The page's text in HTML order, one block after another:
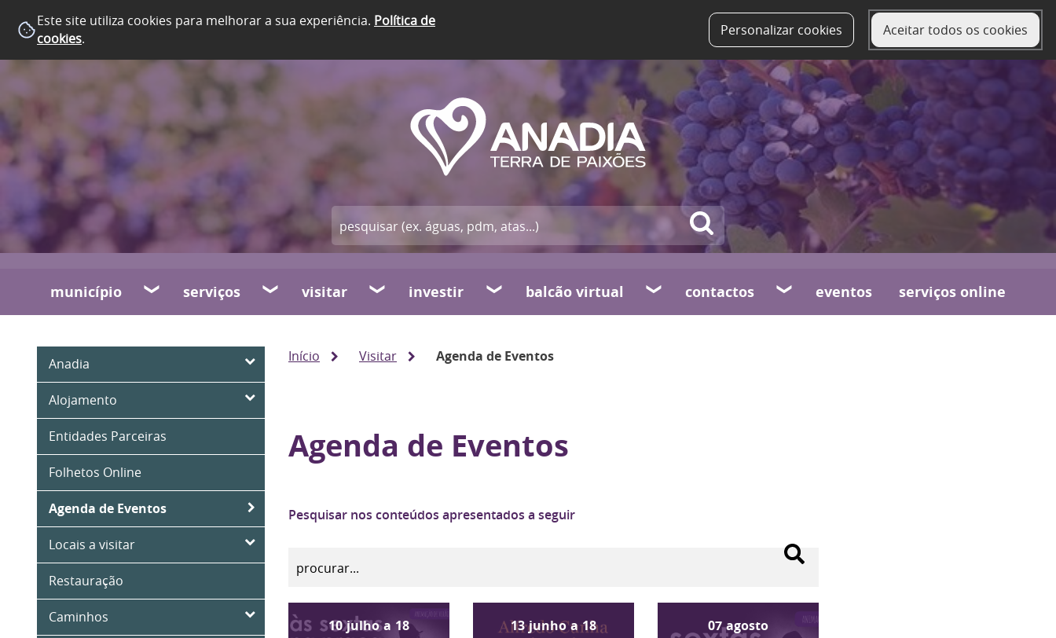
Este site utiliza cookies para melhorar a sua experiência. Política de
cookies. Personalizar cookies Aceitar todos os cookies
município serviços visitar investir balcão virtual contactos eventos serviços online
Anadia
Alojamento
Entidades Parceiras
Folhetos Online
Agenda de Eventos
Locais a visitar
Restauração
Caminhos
Início Visitar Agenda de Eventos
Agenda de Eventos
Pesquisar nos conteúdos apresentados a seguir
10 julho a 18
13 junho a 18
07 agosto